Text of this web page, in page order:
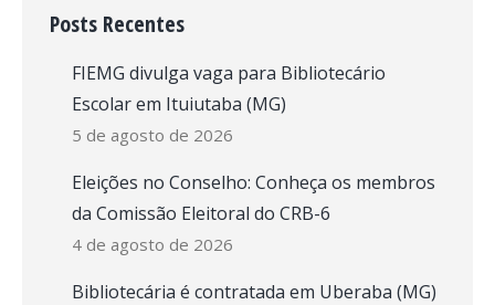
Posts Recentes
FIEMG divulga vaga para Bibliotecário
Escolar em Ituiutaba (MG)
5 de agosto de 2026
Eleições no Conselho: Conheça os membros
da Comissão Eleitoral do CRB-6
4 de agosto de 2026
Bibliotecária é contratada em Uberaba (MG)